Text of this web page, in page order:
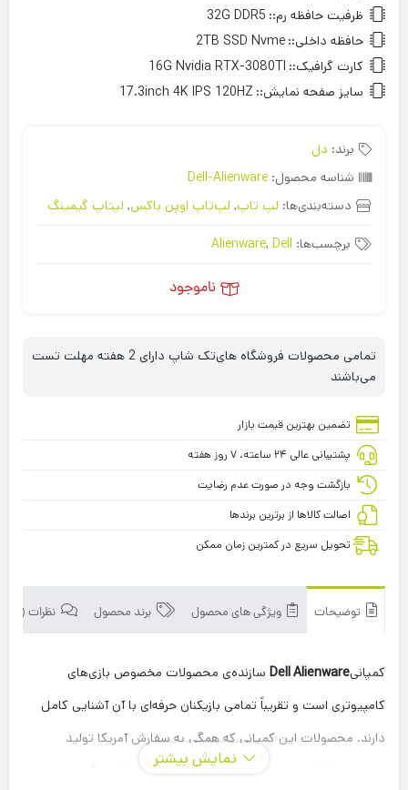
ظرفیت حافظه رم:: 32G DDR5
حافظه داخلی:: 2TB SSD Nvme
کارت گرافیک:: 16G Nvidia RTX-3080TI
سایز صفحه نمایش:: 17.3inch 4K IPS 120HZ
برند: دل
شناسه محصول: Dell-Alienware
دسته‌بندی‌ها: لپ تاپ, لپ‌تاپ اوپن باکس, لپتاپ گیمینگ
برچسب‌ها: Alienware, Dell
ناموجود
تمامی محصولات فروشگاه های‌تک شاپ دارای 2 هفته مهلت تست
می‌باشند
تضمین بهترین قیمت بازار
پشتیبانی عالی ۲۴ ساعته، ۷ روز هفته
بازگشت وجه در صورت عدم رضایت
اصالت کالاها از برترین برندها
تحویل سریع در کمترین زمان ممکن
توضیحات ویژگی های محصول برند محصول نظرات (1)
کمپانیDell Alienware
سازنده‌‎‌ی محصولات مخصوص بازی‌های
کامپیوتری است و تقریباً تمامی بازیکنان حرفه‌ای با آن آشنایی کامل
دارند. محصولات این کمپانی که همگی به سفارش آمریکا تولید
می‌شوند، از کیفیت بسیار خوبی بهره‌مند هستند و اولین گزینه‌ی
نمایش بیشتر